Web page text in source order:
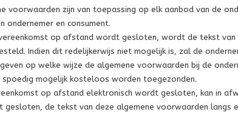
voorwaarden zijn van toepassing op elk aanbod van de
ondernemer en consument.
op afstand wordt gesloten, wordt de tekst van
Indien dit redelijkerwijs niet mogelijk is, zal de
op welke wijze de algemene voorwaarden bij de
spoedig mogelijk kosteloos worden toegezonden.
op afstand elektronisch wordt gesloten, kan in
de tekst van deze algemene voorwaarden langs